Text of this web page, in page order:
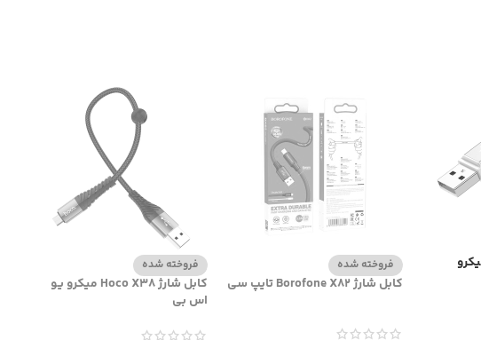
فروخته شده
کابل شارژ Borofone X82 تایپ سی
فروخته شده
کابل شارژ Hoco X38 میکرو یو
اس بی